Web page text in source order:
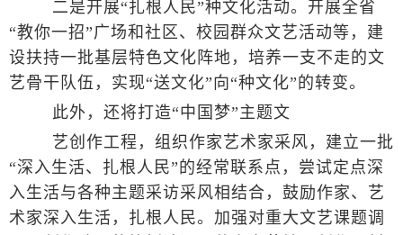
二是开展“扎根人民”种文化活动。开展全省
“教你一招”广场和社区、校园群众文艺活动等，建
设扶持一批基层特色文化阵地，培养一支不走的文
艺骨干队伍，实现“送文化”向“种文化”的转变。
此外，还将打造“中国梦”主题文
艺创作工程，组织作家艺术家采风，建立一批
“深入生活、扎根人民”的经常联系点，尝试定点深
入生活与各种主题采访采风相结合，鼓励作家、艺
术家深入生活，扎根人民。加强对重大文艺课题调